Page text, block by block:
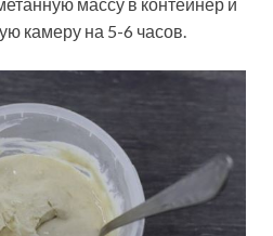
камеру на 5-6 часов.